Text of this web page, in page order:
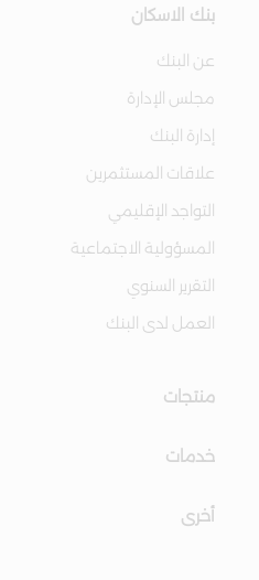
بنك الاسكان
عن البنك
مجلس الإدارة
إدارة البنك
علاقات المستثمرين
التواجد الإقليمي
المسؤولية الاجتماعية
التقرير السنوي
العمل لدى البنك
منتجات
خدمات
أخرى